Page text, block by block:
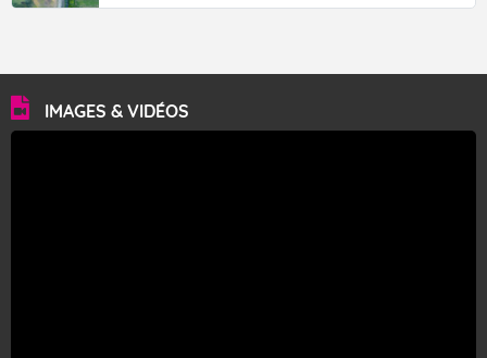
IMAGES & VIDÉOS